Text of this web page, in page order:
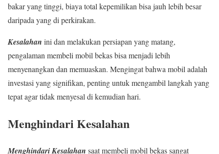
bakar yang tinggi, biaya total kepemilikan bisa jauh lebih besar
daripada yang di perkirakan.
Kesalahan ini dan melakukan persiapan yang matang,
pengalaman membeli mobil bekas bisa menjadi lebih
menyenangkan dan memuaskan. Mengingat bahwa mobil adalah
investasi yang signifikan, penting untuk mengambil langkah yang
tepat agar tidak menyesal di kemudian hari.
Menghindari Kesalahan
Menghindari Kesalahan saat membeli mobil bekas sangat